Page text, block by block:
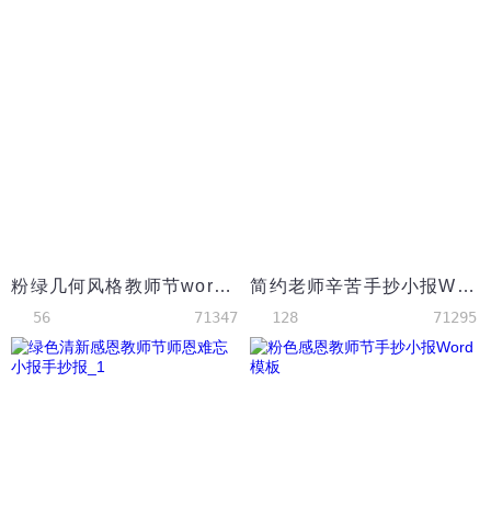
粉绿几何风格教师节word小报模板
56 71347
简约老师辛苦手抄小报Word模板
128 71295